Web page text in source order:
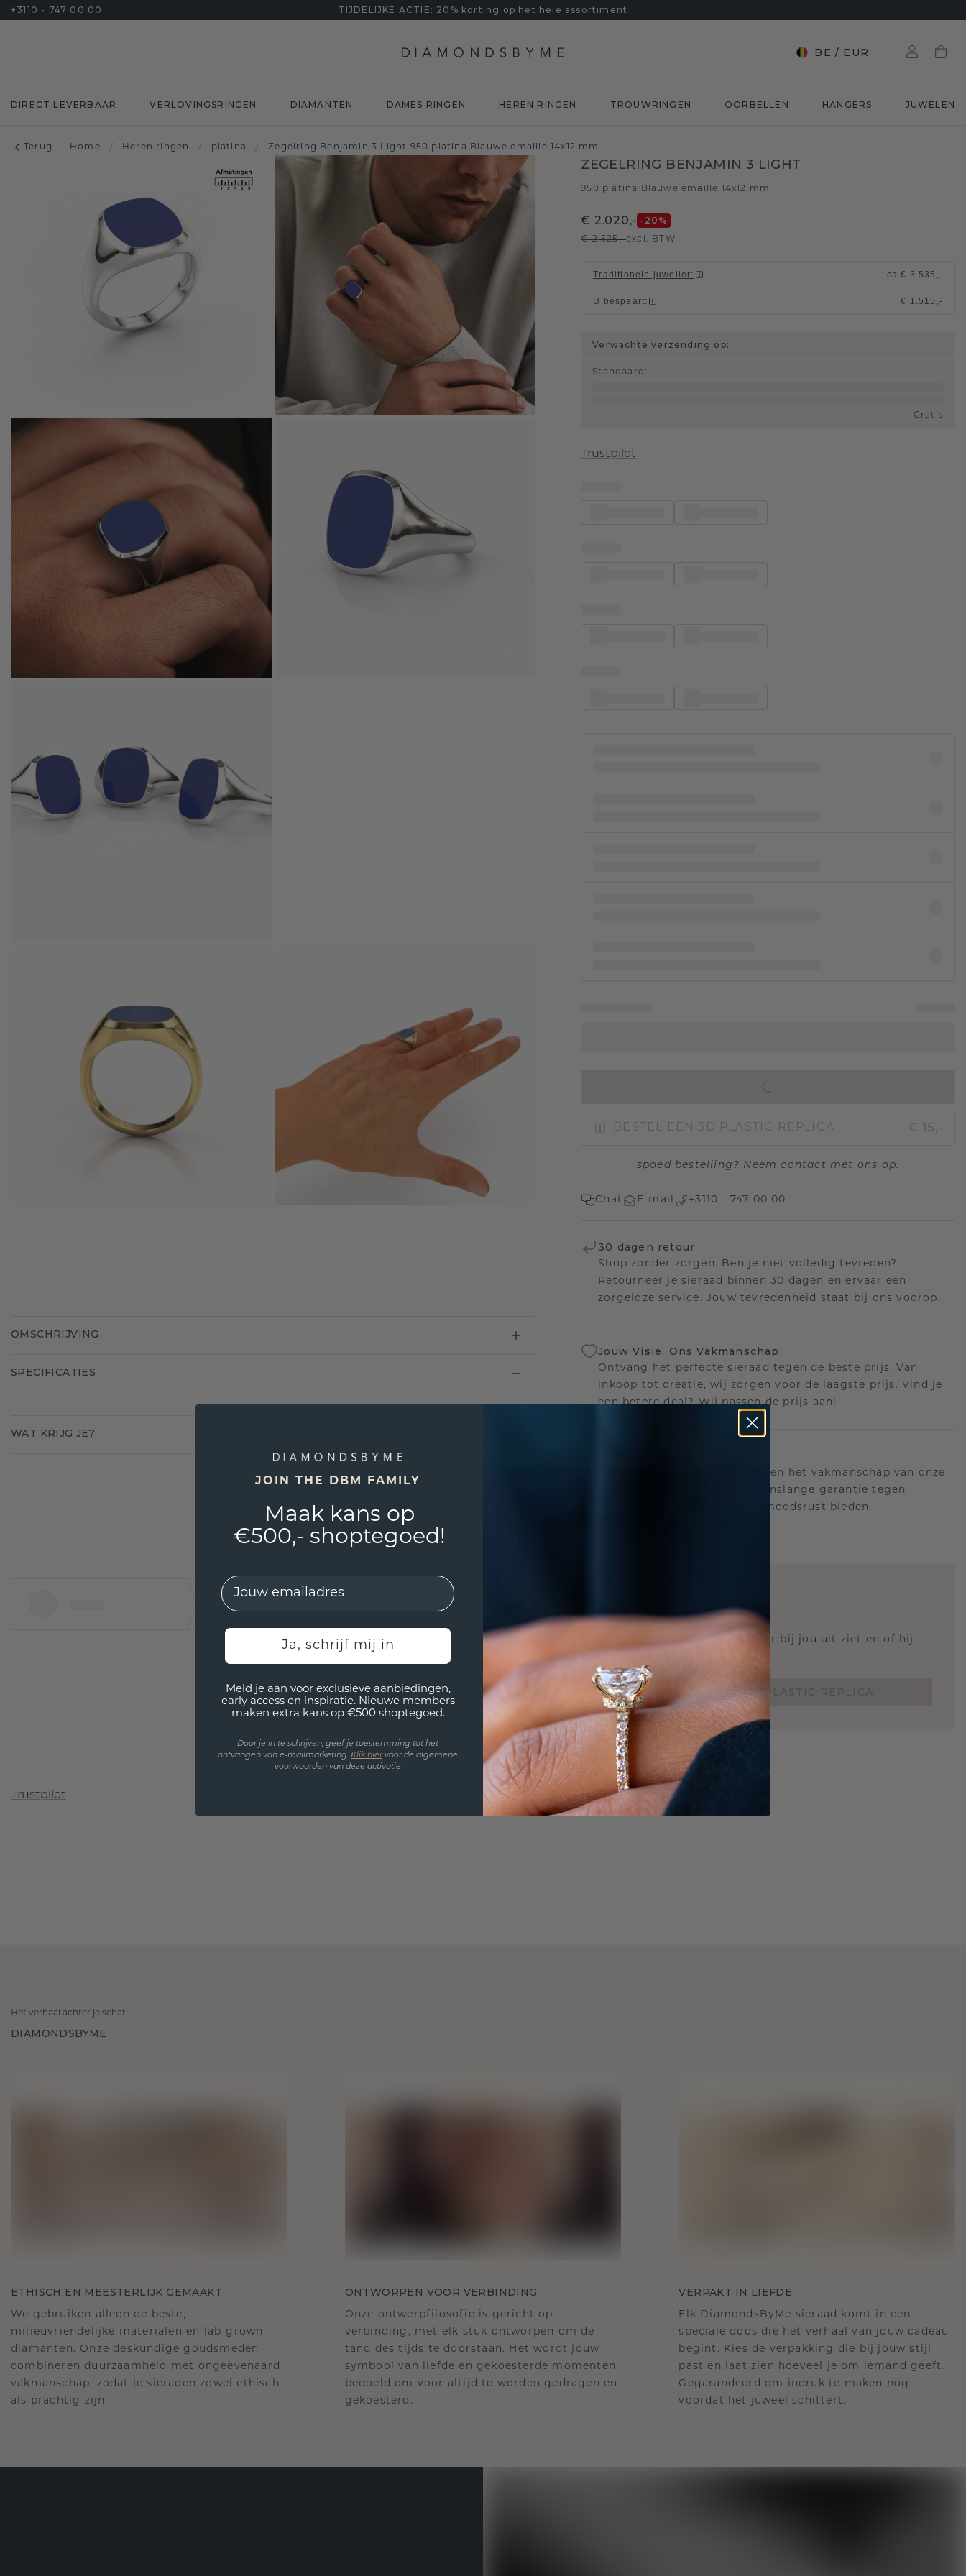
+3110 - 747 00 00 TIJDELIJKE ACTIE: 20% korting op het hele assortiment
BE / EUR
DIRECT LEVERBAAR VERLOVINGSRINGEN DIAMANTEN DAMES RINGEN HEREN RINGEN TROUWRINGEN OORBELLEN HANGERS JUWELEN
Terug Home / Heren ringen / platina / Zegelring Benjamin 3 Light 950 platina Blauwe emaille 14x12 mm
ZEGELRING BENJAMIN 3 LIGHT
950 platina Blauwe emaille 14x12 mm
€ 2.020,- -20 %
€ 2.525,-excl. BTW
Traditionele juwelier: ca.€ 3.535,-
U bespaart: € 1.515,-
Verwachte verzending op:
Standaard :
Gratis
Trustpilot
BESTEL EEN 3D PLASTIC REPLICA € 15,-
spoed bestelling? Neem contact met ons op.
Chat E-mail +3110 - 747 00 00
30 dagen retour
Shop zonder zorgen. Ben je niet volledig tevreden?
Retourneer je sieraad binnen 30 dagen en ervaar een
zorgeloze service. Jouw tevredenheid staat bij ons voorop.
Jouw Visie, Ons Vakmanschap
Ontvang het perfecte sieraad tegen de beste prijs. Van
inkoop tot creatie, wij zorgen voor de laagste prijs. Vind je
een betere deal? Wij passen de prijs aan!
Wij staan achter de kwaliteit en het vakmanschap van onze
sieraden. Daarom: gratis levenslange garantie tegen
defecten die u voor altijd gemoedsrust bieden.
3D PLASTIC REPLICA
Wil jij weten hoe deze ring er bij jou uit ziet en of hij
BESTEL EEN 3D PLASTIC REPLICA
OMSCHRIJVING
SPECIFICATIES
WAT KRIJG JE?
Trustpilot
Het verhaal achter je schat
DIAMONDSBYME
ETHISCH EN MEESTERLIJK GEMAAKT
We gebruiken alleen de beste,
milieuvriendelijke materialen en lab-grown
diamanten. Onze deskundige goudsmeden
combineren duurzaamheid met ongeëvenaard
vakmanschap, zodat je sieraden zowel ethisch
als prachtig zijn.
ONTWORPEN VOOR VERBINDING
Onze ontwerpfilosofie is gericht op
verbinding, met elk stuk ontworpen om de
tand des tijds te doorstaan. Het wordt jouw
symbool van liefde en gekoesterde momenten,
bedoeld om voor altijd te worden gedragen en
gekoesterd.
VERPAKT IN LIEFDE
Elk DiamondsByMe sieraad komt in een
speciale doos die het verhaal van jouw cadeau
begint. Kies de verpakking die bij jouw stijl
past en laat zien hoeveel je om iemand geeft.
Gegarandeerd om indruk te maken nog
voordat het juweel schittert.
JOIN THE DBM FAMILY
Maak kans op
€500,- shoptegoed!
EMail
Ja, schrijf mij in
Meld je aan voor exclusieve aanbiedingen,
early access en inspiratie. Nieuwe members
maken extra kans op €500 shoptegoed.
Door je in te schrijven, geef je toestemming tot het
ontvangen van e-mailmarketing. Klik hiervoor de algemene
voorwaarden van deze activatie